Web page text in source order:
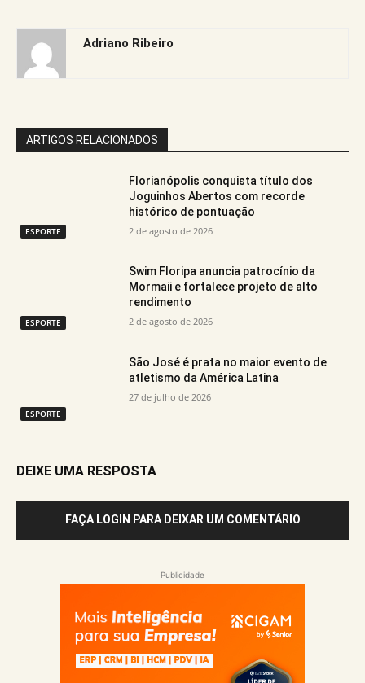
Adriano Ribeiro
ARTIGOS RELACIONADOS
ESPORTE
Florianópolis conquista título dos
Joguinhos Abertos com recorde
histórico de pontuação
2 de agosto de 2026
ESPORTE
​Swim Floripa anuncia patrocínio da
Mormaii e fortalece projeto de alto
rendimento
2 de agosto de 2026
ESPORTE
São José é prata no maior evento de
atletismo da América Latina
27 de julho de 2026
DEIXE UMA RESPOSTA
FAÇA LOGIN PARA DEIXAR UM COMENTÁRIO
Publicidade